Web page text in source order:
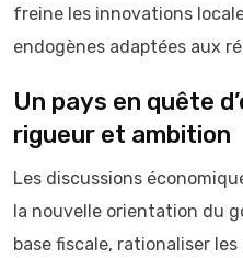
freine les innovations
endogènes adaptées aux
Un pays en quête
rigueur et ambition
Les discussions
la nouvelle orientation du
base fiscale, rationaliser